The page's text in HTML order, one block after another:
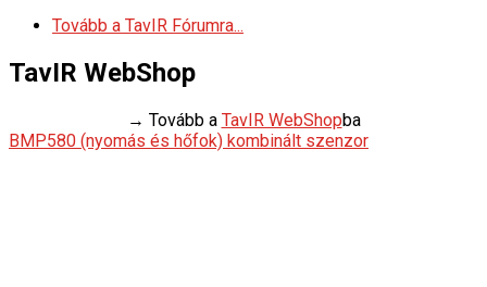
Tovább a TavIR Fórumra...
TavIR WebShop
→ Tovább a TavIR WebShopba
BMP580 (nyomás és hőfok) kombinált szenzor